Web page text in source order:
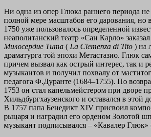
Ни одна из опер Глюка раннего периода не
полной мере масштабов его дарования, но
1750 уже пользовалось определенной
неаполитанский театр «Сан Карло»
Милосердие Тита ( La Clemenza di Tito ) на
драматурга той эпохи Метастазио. Глюк
причем вызвал как острый интерес, так и
музыкантов и получил похвалу от
педагога Ф.Дуранте (1684–1755). По
1753 он стал капельмейстером при дворе
Хильдбургхаузенского и оставался в этой
В 1757 папа Бенедикт XIV присвоил
рыцаря и наградил его орденом Золотой
музыкант подписывался – «Кавалер